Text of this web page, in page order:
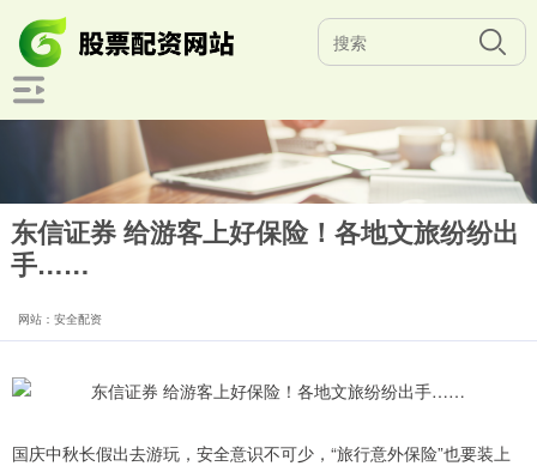
东信证券 给游客上好保险！各地文旅纷纷出
手……
网站：安全配资
国庆中秋长假出去游玩，安全意识不可少，“旅行意外保险”也要装上